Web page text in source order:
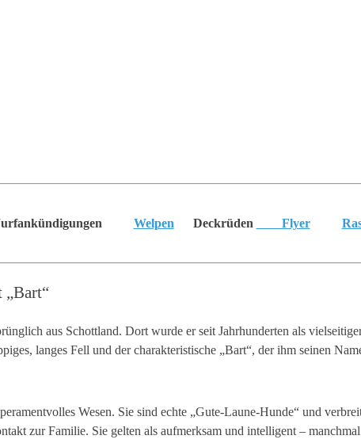
Welpen Deckrüden Flyer
aus Schottland. Dort wurde er seit Jahrhunderten als
langes Fell und der charakteristische „Bart“, der ihm seinen
Wesen. Sie sind echte „Gute-Laune-Hunde“ und
zur Familie. Sie gelten als aufmerksam und intelligent –